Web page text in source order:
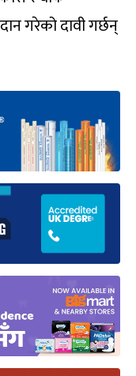
गरेको दावी गर्छन्